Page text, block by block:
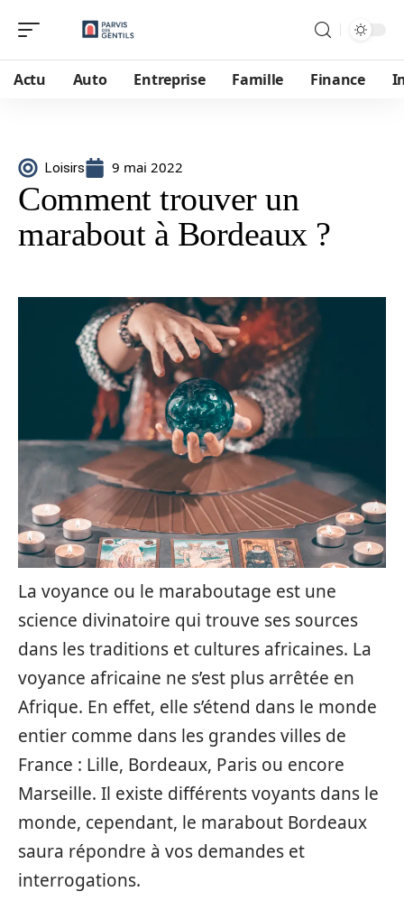
Actu Auto Entreprise Famille Finance
Loisirs 9 mai 2022
Comment trouver un
marabout à Bordeaux ?
La voyance ou le maraboutage est une
science divinatoire qui trouve ses sources
dans les traditions et cultures africaines. La
voyance africaine ne s’est plus arrêtée en
Afrique. En effet, elle s’étend dans le monde
entier comme dans les grandes villes de
France : Lille, Bordeaux, Paris ou encore
Marseille. Il existe différents voyants dans le
monde, cependant, le marabout Bordeaux
saura répondre à vos demandes et
interrogations.